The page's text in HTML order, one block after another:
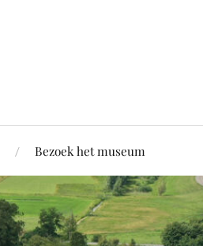
Bezoek het museum